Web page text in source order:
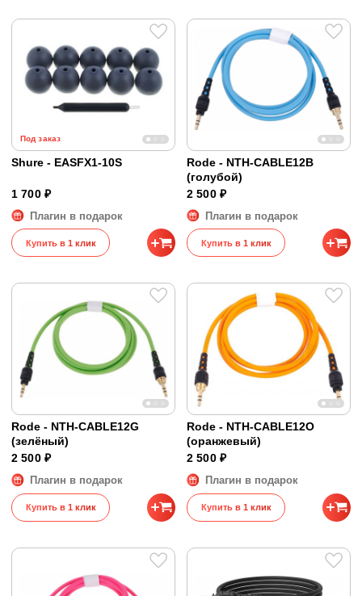
Под заказ
Shure - EASFX1-10S
1 700 ₽
Плагин в подарок
Купить в 1 клик
Rode - NTH-CABLE12B
(голубой)
2 500 ₽
Плагин в подарок
Купить в 1 клик
Rode - NTH-CABLE12G
(зелёный)
2 500 ₽
Плагин в подарок
Купить в 1 клик
Rode - NTH-CABLE12O
(оранжевый)
2 500 ₽
Плагин в подарок
Купить в 1 клик